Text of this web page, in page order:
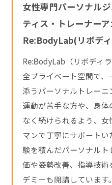
女性専門パーソナル
ティス・トレーナー
Re:BodyLab(リボデ
Re:BodyLab（リボディ
全プライベート空間で、
添うパーソナルトレーニ
運動が苦手な方や、身
なく続けられるよう、女
マンで丁寧にサポート
験を積んだパーソナル
価や姿勢改善、指導技
デミーも開講していま